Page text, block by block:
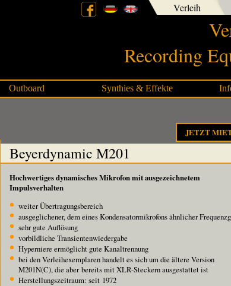
Verleih
Recording
Outboard Synthies & Effekte
JETZT
Beyerdynamic M201
Hochwertiges dynamisches Mikrofon mit ausgezeichnetem
Impulsverhalten
weiter Übertragungsbereich
ausgeglichener, dem eines Kondensatormikrofons ähnlicher
sehr gute Auflösung
vorbildliche Transientenwiedergabe
Hyperniere ermöglicht gute Kanaltrennung
bei den Verleihexemplaren handelt es sich um die ältere Version
M201N(C), die aber bereits mit XLR-Steckern ausgestattet ist
Herstellungszeitraum: seit 1972